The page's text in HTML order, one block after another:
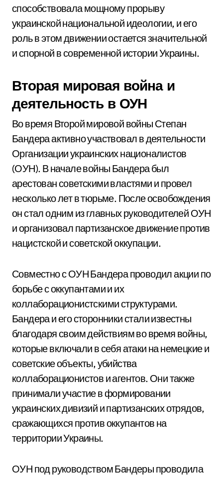
способствовала мощному прорыву
украинской национальной идеологии, и его
роль в этом движении остается значительной
и спорной в современной истории Украины.
Вторая мировая война и
деятельность в ОУН
Во время Второй мировой войны Степан
Бандера активно участвовал в деятельности
Организации украинских националистов
(ОУН). В начале войны Бандера был
арестован советскими властями и провел
несколько лет в тюрьме. После освобождения
он стал одним из главных руководителей ОУН
и организовал партизанское движение против
нацистской и советской оккупации.
Совместно с ОУН Бандера проводил акции по
борьбе с оккупантами и их
коллаборационистскими структурами.
Бандера и его сторонники стали известны
благодаря своим действиям во время войны,
которые включали в себя атаки на немецкие и
советские объекты, убийства
коллаборационистов и агентов. Они также
принимали участие в формировании
украинских дивизий и партизанских отрядов,
сражающихся против оккупантов на
территории Украины.
ОУН под руководством Бандеры проводила